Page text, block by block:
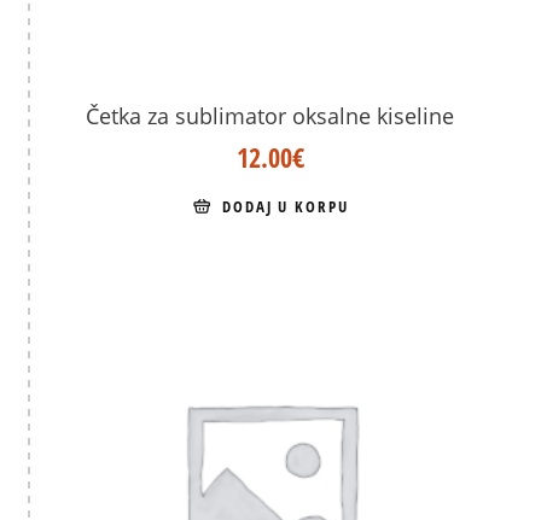
Četka za sublimator oksalne kiseline
12.00€
DODAJ U KORPU